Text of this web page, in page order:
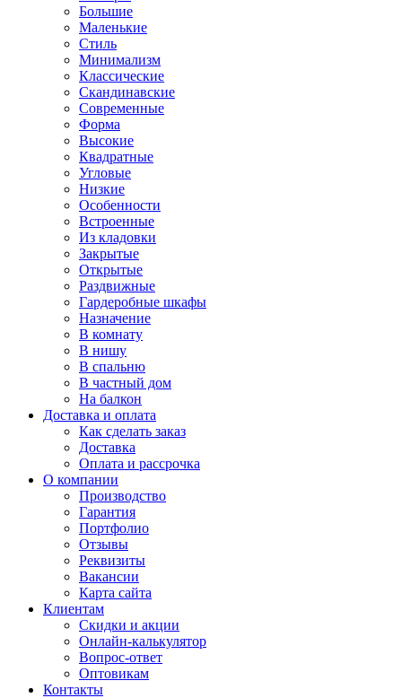
Большие
Маленькие
Стиль
Минимализм
Классические
Скандинавские
Современные
Форма
Высокие
Квадратные
Угловые
Низкие
Особенности
Встроенные
Из кладовки
Закрытые
Открытые
Раздвижные
Гардеробные шкафы
Назначение
В комнату
В нишу
В спальню
В частный дом
На балкон
Доставка и оплата
Как сделать заказ
Доставка
Оплата и рассрочка
О компании
Производство
Гарантия
Портфолио
Отзывы
Реквизиты
Вакансии
Карта сайта
Клиентам
Скидки и акции
Онлайн-калькулятор
Вопрос-ответ
Оптовикам
Контакты